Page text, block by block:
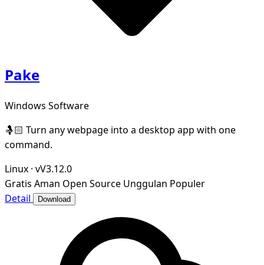
Pake
Windows Software
🤱🏻 Turn any webpage into a desktop app with one
command.
Linux · vV3.12.0
Gratis Aman Open Source Unggulan Populer
Detail
Download